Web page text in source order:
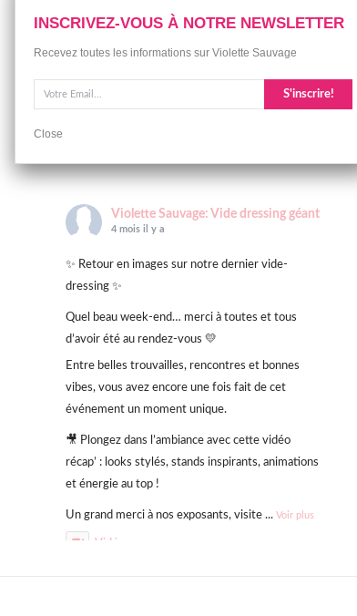
FACEBOOK
Violette Sauvage: Vide dressing géant
4 mois il y a
✨ Retour en images sur notre dernier vide-
dressing ✨
Quel beau week-end… merci à toutes et tous
d’avoir été au rendez-vous 💛
Entre belles trouvailles, rencontres et bonnes
vibes, vous avez encore une fois fait de cet
événement un moment unique.
🎥 Plongez dans l’ambiance avec cette vidéo
récap’ : looks stylés, stands inspirants, animations
et énergie au top !
Un grand merci à nos exposants, visite ... Voir plus
Vidéo
INSCRIVEZ-VOUS À NOTRE NEWSLETTER
Recevez toutes les informations sur Violette Sauvage
S'inscrire!
Close